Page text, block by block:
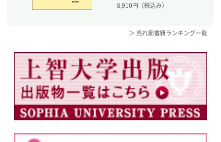
8,910円（税込み）
＞ 売れ筋書籍ランキング一覧